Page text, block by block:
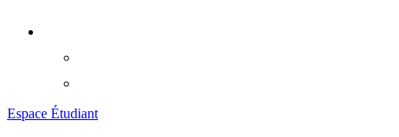
Espace Étudiant